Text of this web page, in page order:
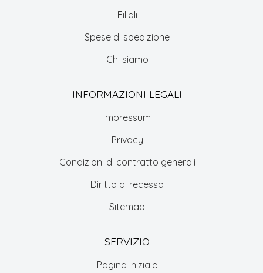
Filiali
Spese di spedizione
Chi siamo
INFORMAZIONI LEGALI
Impressum
Privacy
Condizioni di contratto generali
Diritto di recesso
Sitemap
SERVIZIO
Pagina iniziale